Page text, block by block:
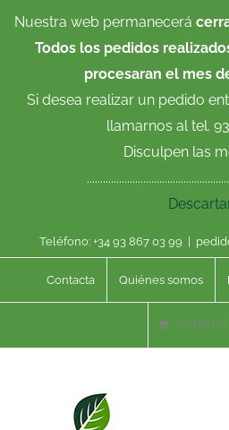
Nuestra web permanecerá
Todos los pedidos
procesaran el mes
Si desea realizar un pedido
llamarnos al tel.
Disculpen las
Teléfono: +34 93 867 03 99
Contacta Quiénes somos
CARRITO